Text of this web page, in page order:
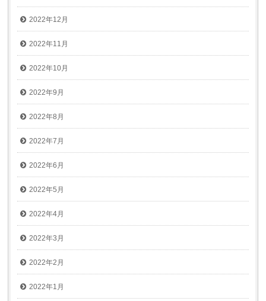
2022年12月
2022年11月
2022年10月
2022年9月
2022年8月
2022年7月
2022年6月
2022年5月
2022年4月
2022年3月
2022年2月
2022年1月